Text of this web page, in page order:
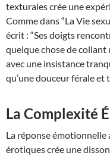
texturales crée une
Comme dans “La Vie
écrit : “Ses doigts
quelque chose de collant
avec une insistance
qu’une douceur férale et
La Complexité
La réponse émotionnelle
érotiques crée une